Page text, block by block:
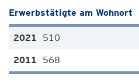
Erwerbstätigte am Wohnort
510
568